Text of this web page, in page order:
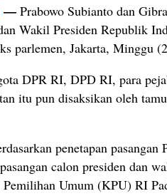
— Prabowo Subianto dan
Wakil Presiden Republik
parlemen, Jakarta, Minggu
DPR RI, DPD RI, para
itu pun disaksikan oleh
penetapan pasangan
calon presiden dan
Umum (KPU) RI